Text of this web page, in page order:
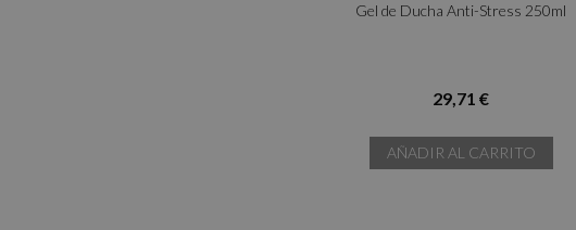
Gel de Ducha Anti-Stress 250ml
29,71 €
AÑADIR AL CARRITO